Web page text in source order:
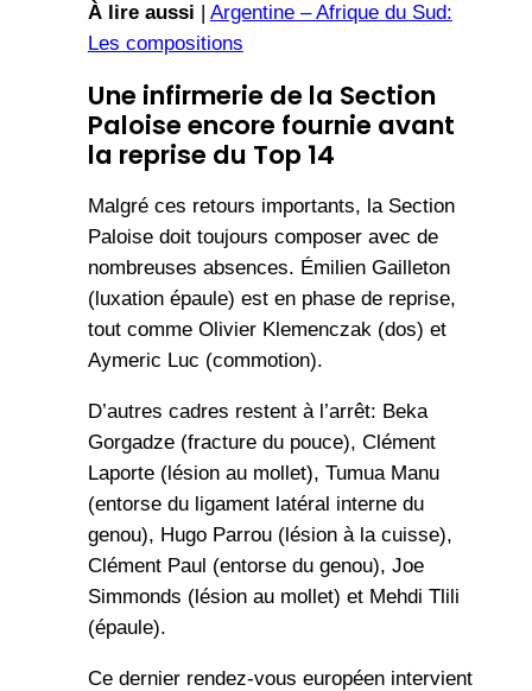
À lire aussi | Argentine – Afrique du Sud:
Les compositions
Une infirmerie de la Section
Paloise encore fournie avant
la reprise du Top 14
Malgré ces retours importants, la Section
Paloise doit toujours composer avec de
nombreuses absences. Émilien Gailleton
(luxation épaule) est en phase de reprise,
tout comme Olivier Klemenczak (dos) et
Aymeric Luc (commotion).
D’autres cadres restent à l’arrêt: Beka
Gorgadze (fracture du pouce), Clément
Laporte (lésion au mollet), Tumua Manu
(entorse du ligament latéral interne du
genou), Hugo Parrou (lésion à la cuisse),
Clément Paul (entorse du genou), Joe
Simmonds (lésion au mollet) et Mehdi Tlili
(épaule).
Ce dernier rendez-vous européen intervient